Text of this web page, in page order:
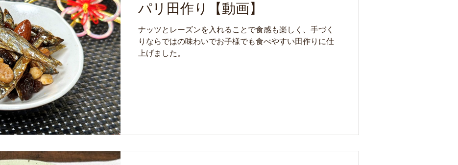
パリ田作り【動画】
ナッツとレーズンを入れることで食感も楽しく、手づく
りならではの味わいでお子様でも食べやすい田作りに仕
上げました。